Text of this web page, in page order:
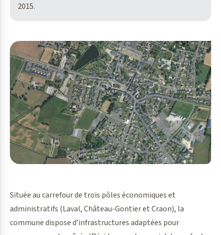
2015.
Située au carrefour de trois pôles économiques et
administratifs (Laval, Château-Gontier et Craon), la
commune dispose d’infrastructures adaptées pour